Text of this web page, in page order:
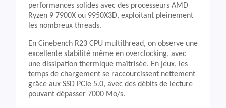
performances solides avec des processeurs AMD
Ryzen 9 7900X ou 9950X3D, exploitant pleinement
les nombreux threads.
En Cinebench R23 CPU multithread, on observe une
excellente stabilité même en overclocking, avec
une dissipation thermique maîtrisée. En jeux, les
temps de chargement se raccourcissent nettement
grâce aux SSD PCIe 5.0, avec des débits de lecture
pouvant dépasser 7000 Mo/s.